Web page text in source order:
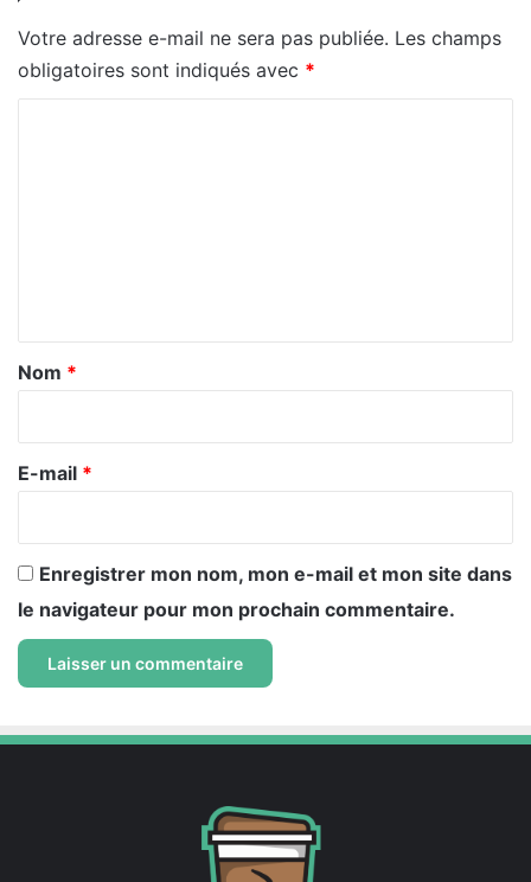
Votre adresse e-mail ne sera pas publiée. Les champs
obligatoires sont indiqués avec *
a
r
e
Nom *
E-mail *
Enregistrer mon nom, mon e-mail et mon site dans
le navigateur pour mon prochain commentaire.